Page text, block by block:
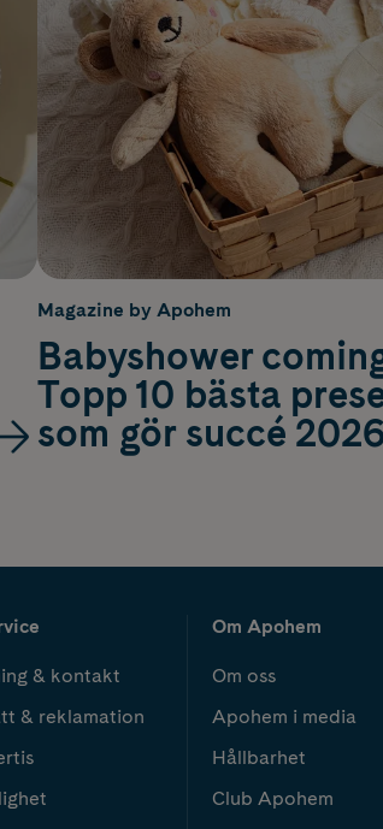
Magazine by Apohem
Babyshower
Topp 10 bästa
som gör succé
& kontakt
& reklamation
Om Apohem
Om oss
Apohem i media
Hållbarhet
Club Apohem